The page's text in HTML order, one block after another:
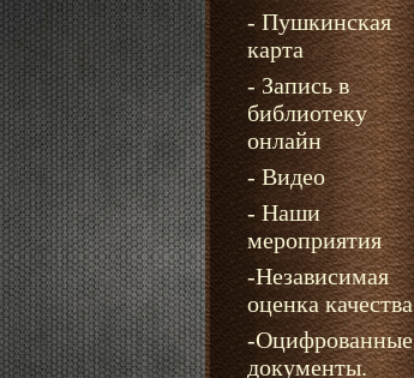
- Пушкинская
карта
- Запись в
библиотеку
онлайн
- Видео
- Наши
мероприятия
-Независимая
оценка качества
-Оцифрованные
документы.